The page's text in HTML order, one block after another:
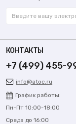
КОНТАКТЫ
+7 (499) 455-
info@atoc.ru
График работы:
Пн-Пт 10:00-18:00
Среда до 16:00